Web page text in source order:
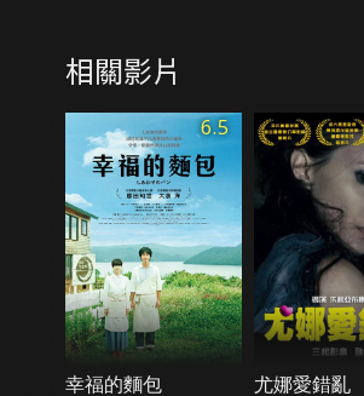
相關影片
6.5
幸福的麵包 尤娜愛錯亂